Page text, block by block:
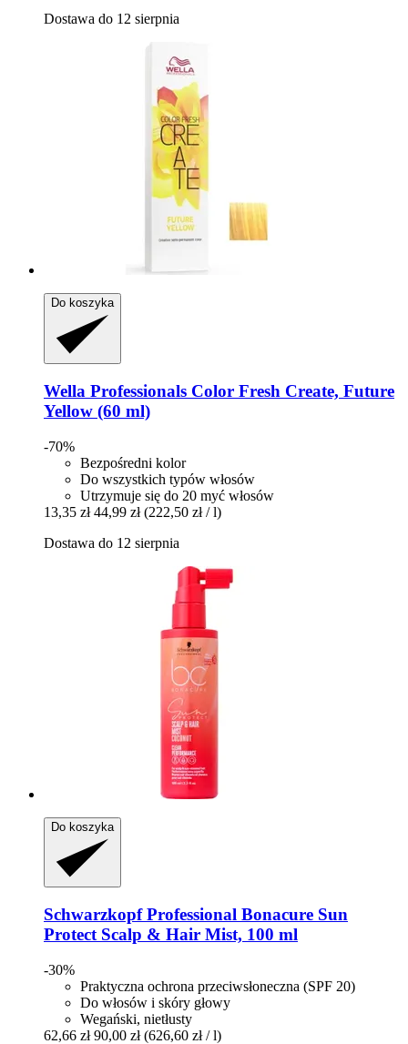
Dostawa do 12 sierpnia
Do koszyka
Wella Professionals Color Fresh Create, Future
Yellow (60 ml)
-70%
Bezpośredni kolor
Do wszystkich typów włosów
Utrzymuje się do 20 myć włosów
13,35 zł 44,99 zł (222,50 zł / l)
Dostawa do 12 sierpnia
Do koszyka
Schwarzkopf Professional Bonacure Sun
Protect Scalp & Hair Mist, 100 ml
-30%
Praktyczna ochrona przeciwsłoneczna (SPF 20)
Do włosów i skóry głowy
Wegański, nietłusty
62,66 zł 90,00 zł (626,60 zł / l)